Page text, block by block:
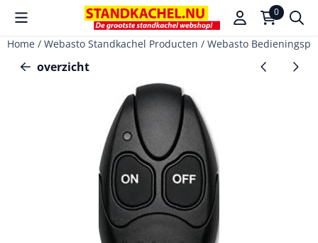
Cookievoorkeuren zijn beschikbaar. Kies instellingen of sta
0
Home / Webasto Standkachel Producten / Webasto
overzicht